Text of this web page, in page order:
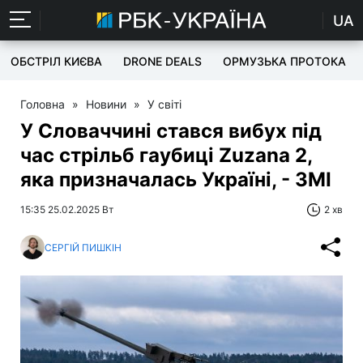
UA
ОБСТРІЛ КИЄВА DRONE DEALS ОРМУЗЬКА ПРОТОКА
Головна » Новини » У світі
У Словаччині стався вибух під
час стрільб гаубиці Zuzana 2,
яка призначалась Україні, - ЗМІ
15:35 25.02.2025 Вт 2 хв
СЕРГІЙ ПИШКІН